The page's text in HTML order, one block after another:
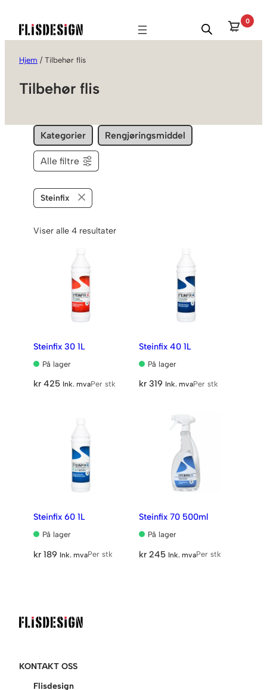
innhold
0
Hjem / Tilbehør flis
Tilbehør flis
Kategorier Rengjøringsmiddel
Alle filtre
Steinfix
Viser alle 4 resultater
Steinfix 30 1L
På lager
kr 425 Ink. mvaPer stk
Steinfix 40 1L
På lager
kr319 Ink. mvaPer stk
Steinfix 60 1L
På lager
kr 189 Ink. mvaPer stk
Steinfix 70 500ml
På lager
kr245 Ink. mvaPer stk
KONTAKT OSS
Flisdesign